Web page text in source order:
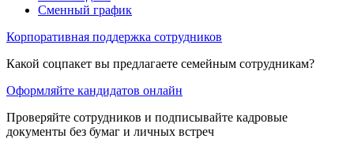
Сменный график
Корпоративная поддержка сотрудников
Какой соцпакет вы предлагаете семейным сотрудникам?
Оформляйте кандидатов онлайн
Проверяйте сотрудников и подписывайте кадровые
документы без бумаг и личных встреч